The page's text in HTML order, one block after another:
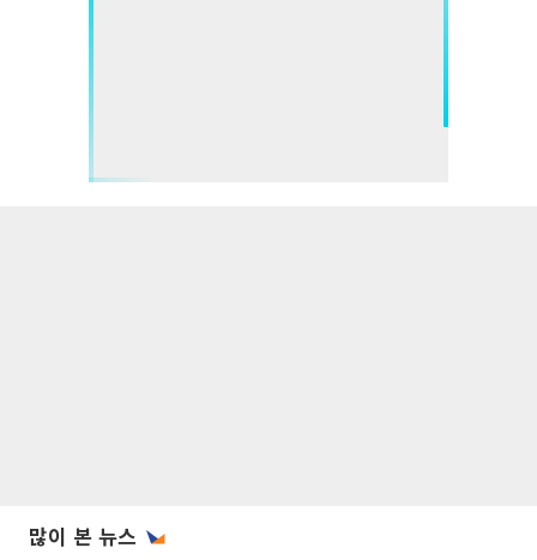
많이 본 뉴스